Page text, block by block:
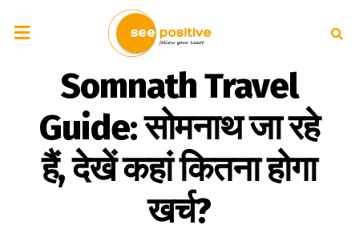
Somnath Travel
Guide: सोमनाथ जा रहे
हैं, देखें कहां कितना होगा
खर्च?